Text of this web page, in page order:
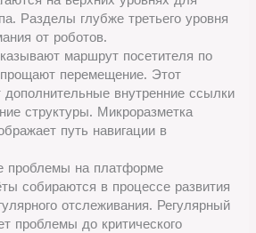
Разделы глубже третьего уровня
от роботов.
маршрут посетителя по
перемещение. Этот
внутренние ссылки
структуры. Микроразметка
путь навигации в
проблемы на платформе
собираются в процессе развития
отслеживания. Регулярный
проблемы до критического